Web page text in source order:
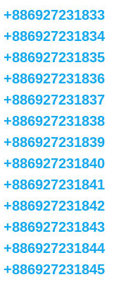
+886927231833
+886927231834
+886927231835
+886927231836
+886927231837
+886927231838
+886927231839
+886927231840
+886927231841
+886927231842
+886927231843
+886927231844
+886927231845